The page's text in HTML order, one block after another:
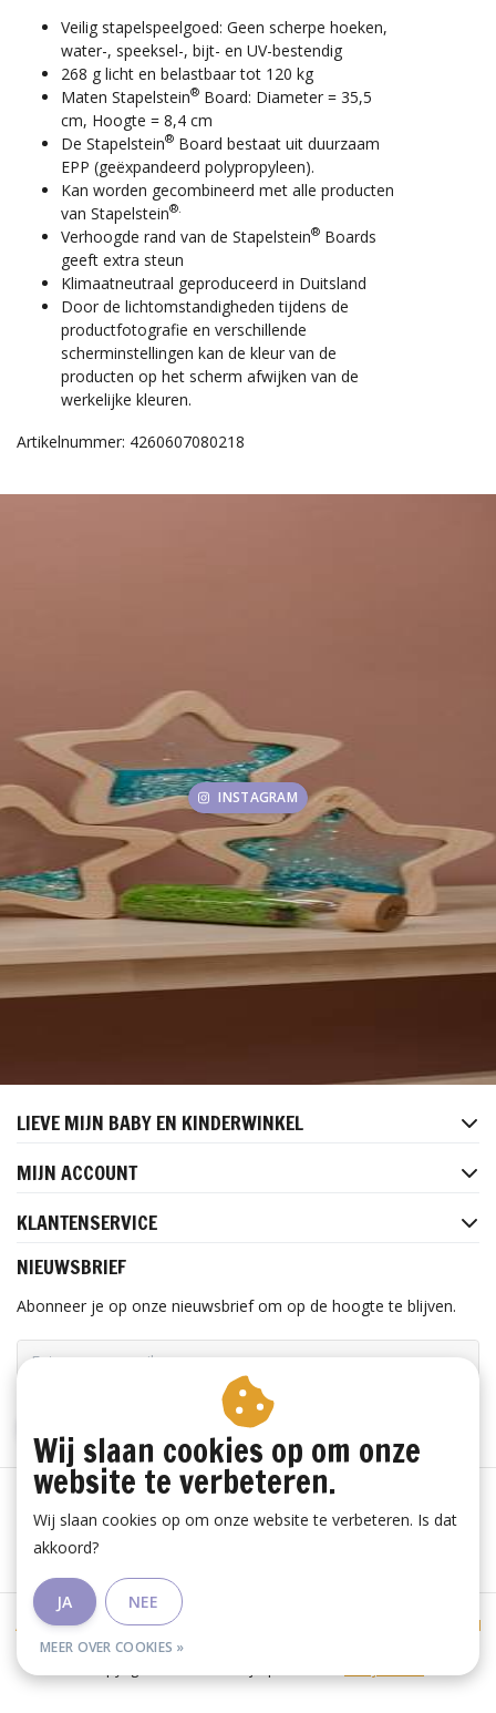
Veilig stapelspeelgoed: Geen scherpe hoeken,
water-, speeksel-, bijt- en UV-bestendig
268 g licht en belastbaar tot 120 kg
Maten Stapelstein® Board: Diameter = 35,5
cm, Hoogte = 8,4 cm
De Stapelstein® Board bestaat uit duurzaam
EPP (geëxpandeerd polypropyleen).
Kan worden gecombineerd met alle producten
van Stapelstein®.
Verhoogde rand van de Stapelstein® Boards
geeft extra steun
Klimaatneutraal geproduceerd in Duitsland
Door de lichtomstandigheden tijdens de
productfotografie en verschillende
scherminstellingen kan de kleur van de
producten op het scherm afwijken van de
werkelijke kleuren.
Artikelnummer: 4260607080218
INSTAGRAM
LIEVE MIJN BABY EN KINDERWINKEL
MIJN ACCOUNT
KLANTENSERVICE
NIEUWSBRIEF
Abonneer je op onze nieuwsbrief om op de hoogte te blijven.
Algemene voorwaarden RSS Feed
Wij slaan cookies op om onze
website te verbeteren.
Wij slaan cookies op om onze website te verbeteren. Is dat
akkoord?
JA NEE
MEER OVER COOKIES »